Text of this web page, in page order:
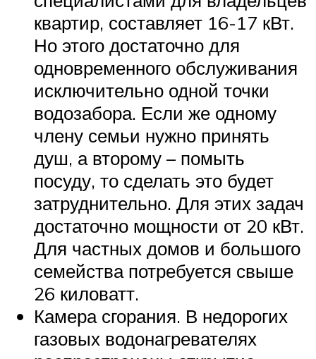
квартир, составляет 16-17 кВт.
Но этого достаточно для
одновременного обслуживания
исключительно одной точки
водозабора. Если же одному
члену семьи нужно принять
душ, а второму – помыть
посуду, то сделать это будет
затруднительно. Для этих задач
достаточно мощности от 20 кВт.
Для частных домов и большого
семейства потребуется свыше
26 киловатт.
Камера сгорания. В недорогих
газовых водонагревателях